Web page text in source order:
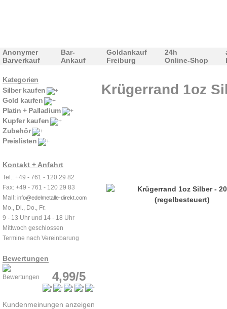
Anonymer
Barverkauf
Bar-
Ankauf
Goldankauf
Freiburg
24h
Online-Shop
Kategorien
Silber kaufen
Gold kaufen
Platin + Palladium
Kupfer kaufen
Zubehör
Preislisten
Kontakt + Anfahrt
Tel.: +49 - 761 - 120 29 82
Fax: +49 - 761 - 120 29 83
Mail: info@edelmetalle-direkt.com
Mo., Di., Do., Fr.
9 - 13 Uhr und 14 - 18 Uhr
Mittwoch geschlossen
Termine nach Vereinbarung
Bewertungen
4,99/5
Kundenmeinungen anzeigen
Krügerrand 1oz